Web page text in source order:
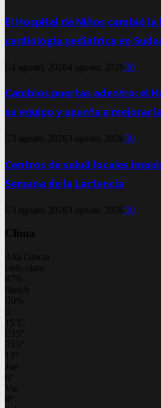
El Hospital de Niños cambió
cardiología pediátrica en
4 agosto, 20264 agosto, 2026 0
Cambios puertas adentro: el
su equipo y apunta a mejorar
3 agosto, 2026 3 agosto, 2026 0
Centros de salud locales
Semana de la Lactancia
3 agosto, 2026 3 agosto, 2026 0
Clima
Alta Gracia
cielo claro
87%
6km/h
0%
15 C
15
15
13
Jue
6
Vie
8